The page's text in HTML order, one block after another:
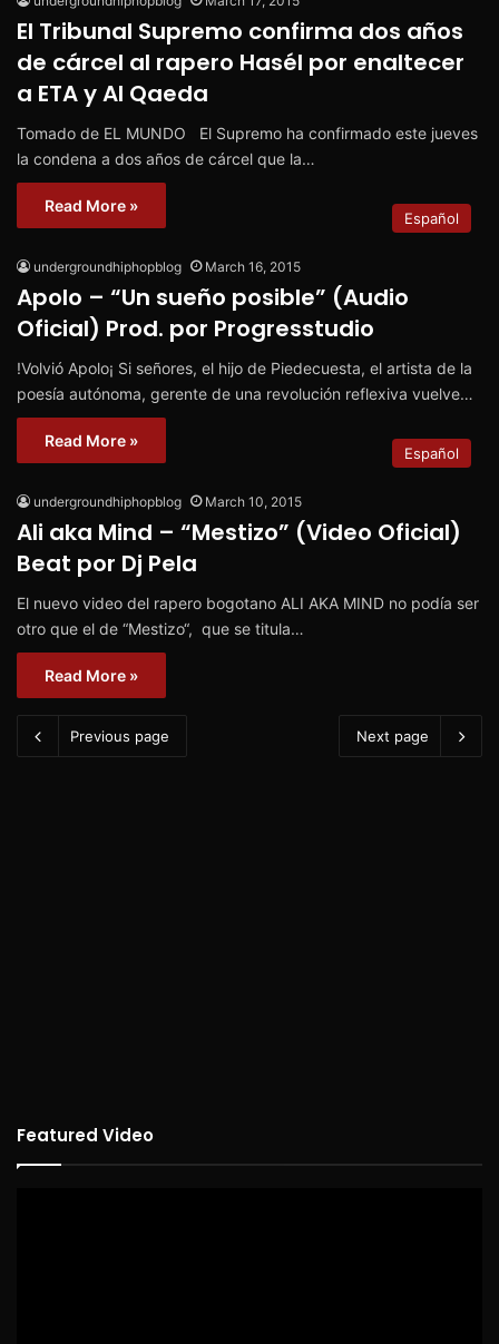
El Tribunal Supremo confirma dos años
de cárcel al rapero Hasél por enaltecer
a ETA y Al Qaeda
Tomado de EL MUNDO El Supremo ha confirmado este jueves
la condena a dos años de cárcel que la…
Read More »
Español
undergroundhiphopblog March 16, 2015
Apolo – “Un sueño posible” (Audio
Oficial) Prod. por Progresstudio
!Volvió Apolo¡ Si señores, el hijo de Piedecuesta, el artista de la
poesía autónoma, gerente de una revolución reflexiva vuelve…
Read More »
Español
undergroundhiphopblog March 10, 2015
Ali aka Mind – “Mestizo” (Video Oficial)
Beat por Dj Pela
El nuevo video del rapero bogotano ALI AKA MIND no podía ser
otro que el de “Mestizo“, que se titula…
Read More »
Previous page Next page
Featured Video